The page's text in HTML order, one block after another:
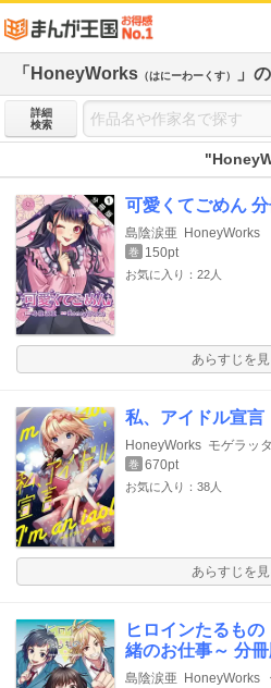
「HoneyWorks （はにーわーくす） 」
詳細
検索
可愛くてごめん
島陰涙亜 HoneyWorks
巻 150pt
お気に入り：22人
あらすじを
私、アイドル宣言
HoneyWorks モゲラッタ
巻 670pt
お気に入り：38人
あらすじを
ヒロインたるも
緒のお仕事～ 分冊
島陰涙亜 HoneyWorks